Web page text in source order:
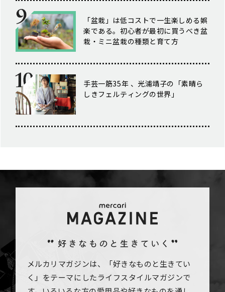
「盆栽」は低コストで一生楽しめる娯
楽である。初心者が最初に買うべき盆
栽・ミニ盆栽の種類と育て方
手芸一筋35年 、光浦靖子の「素晴ら
しきフェルティングの世界」
メルカリマガジンは、「好きなものと生きてい
く」をテーマにしたライフスタイルマガジンで